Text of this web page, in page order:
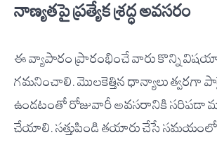
నాణ్యతపై ప్రత్యేక శ్రద్ధ అవసరం
ఈ వ్యాపారం ప్రారంభించే వారు కొన్ని
గమనించాలి. మొలకెత్తిన ధాన్యాలు త్వరగా
ఉండటంతో రోజువారీ అవసరానికి సరిపడా
చేయాలి. సత్తుపిండి తయారు చేసే సమయంలో